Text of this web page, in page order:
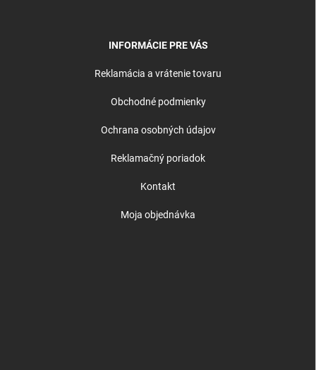
INFORMÁCIE PRE VÁS
Reklamácia a vrátenie tovaru
Obchodné podmienky
Ochrana osobných údajov
Reklamačný poriadok
Kontakt
Moja objednávka